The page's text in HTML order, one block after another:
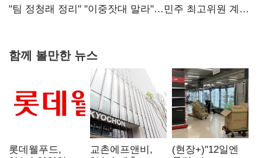
핵심으로 재부상
"팀 정청래 정리" "이중잣대 말라"…민주 최고위원 계파
함께 볼만한 뉴스
롯데웰푸드,
교촌에프앤비,
(현장+)"12일엔